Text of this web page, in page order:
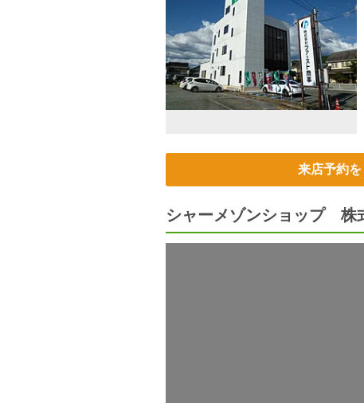
来店予約
シャーメゾンショップ 株